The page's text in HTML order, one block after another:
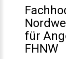
für
FHNW